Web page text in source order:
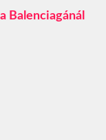
Balenciagánál